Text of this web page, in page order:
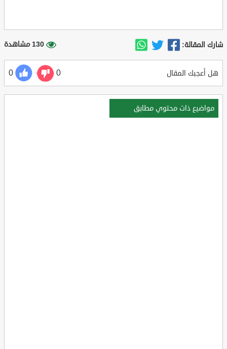
شارك المقالة: 130 مشاهدة
هل أعجبك المقال 0
0
مواضيع ذات محتوي مطابق